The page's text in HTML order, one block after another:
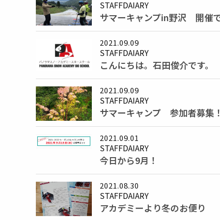
STAFFDAIARY
サマーキャンプin野沢 開催
2021.09.09
STAFFDAIARY
こんにちは。石田俊介です。
2021.09.09
STAFFDAIARY
サマーキャンプ 参加者募集！
2021.09.01
STAFFDAIARY
今日から9月！
2021.08.30
STAFFDAIARY
アカデミーより冬のお便り